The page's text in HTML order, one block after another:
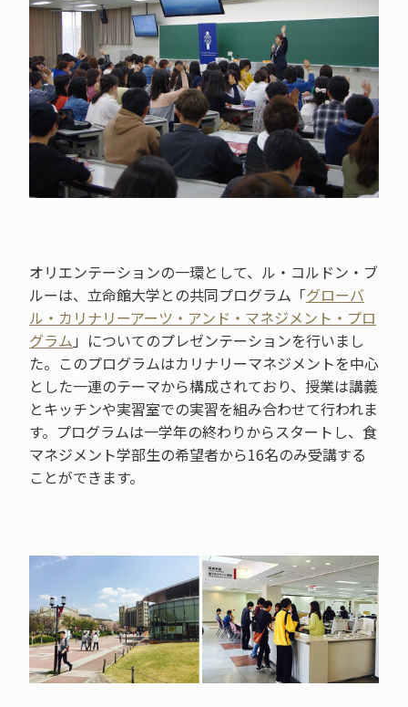
オリエンテーションの一環として、ル・コルドン・ブ
ルーは、立命館大学との共同プログラム「グローバ
ル・カリナリーアーツ・アンド・マネジメント・プロ
グラム 」についてのプレゼンテーションを行いまし
た。このプログラムはカリナリーマネジメントを中心
とした一連のテーマから構成されており、授業は講義
とキッチンや実習室での実習を組み合わせて行われま
す。プログラムは一学年の終わりからスタートし、食
マネジメント学部生の希望者から16名のみ受講する
ことができます。